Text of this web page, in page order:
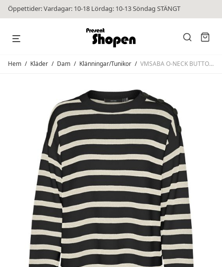
Öppettider: Vardagar: 10-18 Lördag: 10-13 Söndag STÄNGT
Hem / Kläder / Dam / Klänningar/Tunikor / VMSABA O-NECK BUTTON DRESS Black